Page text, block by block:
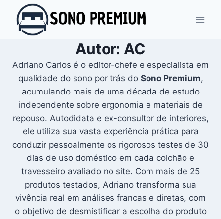
para
Autor: AC
Adriano Carlos é o editor-chefe e especialista em
qualidade do sono por trás do Sono Premium,
acumulando mais de uma década de estudo
independente sobre ergonomia e materiais de
repouso. Autodidata e ex-consultor de interiores,
ele utiliza sua vasta experiência prática para
conduzir pessoalmente os rigorosos testes de 30
dias de uso doméstico em cada colchão e
travesseiro avaliado no site. Com mais de 25
produtos testados, Adriano transforma sua
vivência real em análises francas e diretas, com
o objetivo de desmistificar a escolha do produto